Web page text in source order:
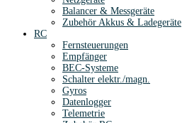
Balancer & Messgeräte
Zubehör Akkus & Ladegeräte
RC
Fernsteuerungen
Empfänger
BEC-Systeme
Schalter elektr./magn.
Gyros
Datenlogger
Telemetrie